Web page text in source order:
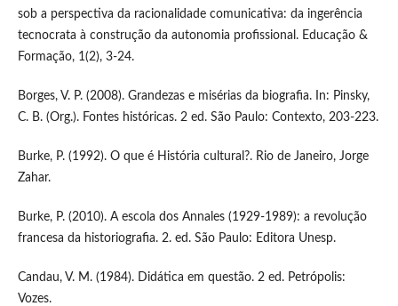
sob a perspectiva da racionalidade comunicativa: da ingerência
tecnocrata à construção da autonomia profissional. Educação &
Formação, 1(2), 3-24.
Borges, V. P. (2008). Grandezas e misérias da biografia. In: Pinsky,
C. B. (Org.). Fontes históricas. 2 ed. São Paulo: Contexto, 203-223.
Burke, P. (1992). O que é História cultural?. Rio de Janeiro, Jorge
Zahar.
Burke, P. (2010). A escola dos Annales (1929-1989): a revolução
francesa da historiografia. 2. ed. São Paulo: Editora Unesp.
Candau, V. M. (1984). Didática em questão. 2 ed. Petrópolis:
Vozes.